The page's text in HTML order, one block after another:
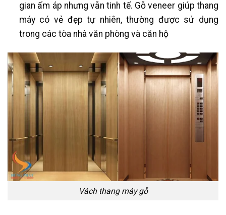
gian ấm áp nhưng vẫn tinh tế. Gỗ veneer giúp thang
máy có vẻ đẹp tự nhiên, thường được sử dụng
trong các tòa nhà văn phòng và căn hộ​
Vách thang máy gỗ